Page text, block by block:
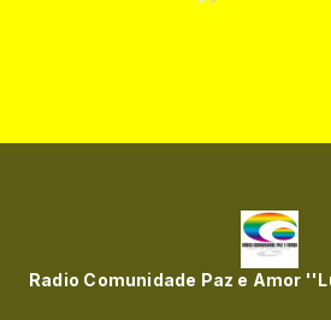
Radio Comunidade Paz e Amor